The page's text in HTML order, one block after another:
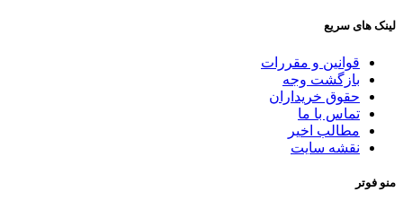
لینک های سریع
قوانین و مقررات
بازگشت وجه
حقوق خریداران
تماس با ما
مطالب اخیر
نقشه سایت
منو فوتر